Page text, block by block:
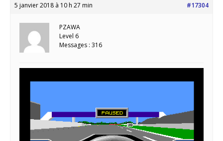
5 janvier 2018 à 10 h 27 min #17304
PZAWA
Level 6
Messages : 316